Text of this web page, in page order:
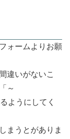
ォームよりお願
違いがないこ
～
ようにしてく
まうとがありま